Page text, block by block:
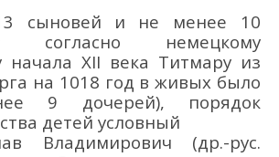
сыновей
и не менее 10
согласно немецкому
начала XII века Титмару из
на 1018 год в живых было
9 дочерей), порядок
детей условный
Владимирович
(др.-рус.